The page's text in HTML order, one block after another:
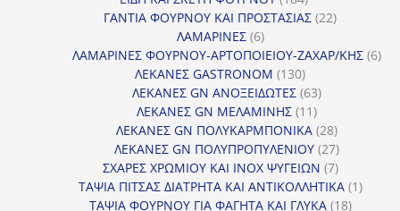
προϊόντα
ΓΑΝΤΙΑ ΦΟΥΡΝΟΥ ΚΑΙ ΠΡΟΣΤΑΣΙΑΣ 2222
ΛΑΜΑΡΙΝΕΣ 66
προϊόντα
ΛΑΜΑΡΙΝΕΣ ΦΟΥΡΝΟΥ-ΑΡΤΟΠΟΙΕΙΟΥ-ΖΑΧΑΡ/ΚΗΣ 66
ΛΕΚΑΝΕΣ GASTRONOM 130130
προϊόντα
ΛΕΚΑΝΕΣ GN ΑΝΟΞΕΙΔΩΤΕΣ 6363
ΛΕΚΑΝΕΣ GN ΜΕΛΑΜΙΝΗΣ 1111
προϊόντα
ΛΕΚΑΝΕΣ GN ΠΟΛΥΚΑΡΜΠΟΝΙΚΑ 2828
προϊόντα
ΛΕΚΑΝΕΣ GN ΠΟΛΥΠΡΟΠΥΛΕΝΙΟΥ 2727
προϊόντα
ΣΧΑΡΕΣ ΧΡΩΜΙΟΥ ΚΑΙ INOX ΨΥΓΕΙΩΝ 77
προϊόντα
ΤΑΨΙΑ ΠΙΤΣΑΣ ΔΙΑΤΡΗΤΑ ΚΑΙ ΑΝΤΙΚΟΛΛΗΤΙΚΑ 11
ΤΑΨΙΑ ΦΟΥΡΝΟΥ ΓΙΑ ΦΑΓΗΤΑ ΚΑΙ ΓΛΥΚΑ 1818